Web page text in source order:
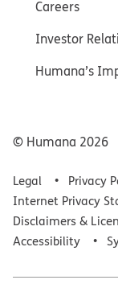
Careers
Investor
Humana’s
© Humana 2026
Legal
Privacy
Internet Privacy
Disclaimers &
Accessibility